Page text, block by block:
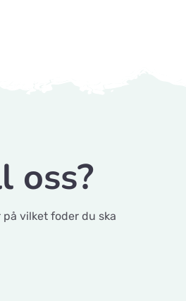
oss?
vilket foder du ska